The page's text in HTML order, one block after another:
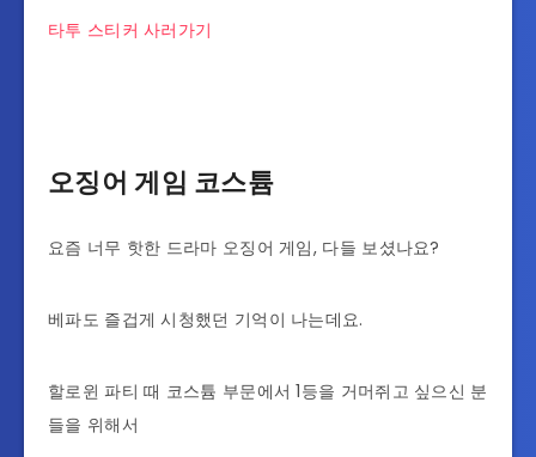
타투 스티커 사러가기
오징어 게임 코스튬
요즘 너무 핫한 드라마 오징어 게임, 다들 보셨나요?
베파도 즐겁게 시청했던 기억이 나는데요.
할로윈 파티 때 코스튬 부문에서 1등을 거머쥐고 싶으신 분
들을 위해서